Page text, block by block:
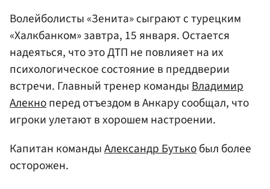
Волейболисты «Зенита» сыграют с турецким
«Халкбанком» завтра, 15 января. Остается
надеяться, что это ДТП не повлияет на их
психологическое состояние в преддверии
встречи. Главный тренер командыВладимир
Алекноперед отъездом в Анкару сообщал, что
игроки улетают в хорошем настроении.
Капитан командыАлександр Бутькобыл более
осторожен.